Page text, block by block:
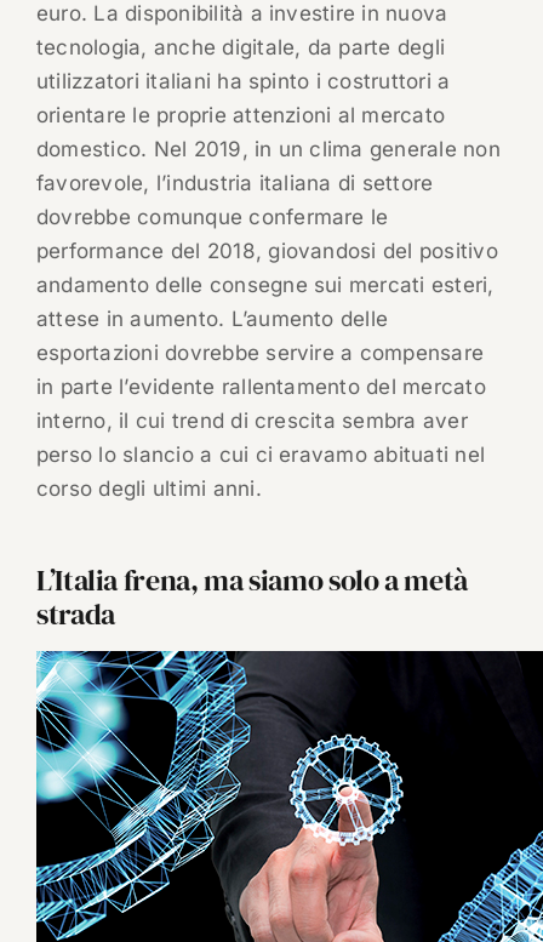
euro. La disponibilità a investire in nuova
tecnologia, anche digitale, da parte degli
utilizzatori italiani ha spinto i costruttori a
orientare le proprie attenzioni al mercato
domestico. Nel 2019, in un clima generale non
favorevole, l’industria italiana di settore
dovrebbe comunque confermare le
performance del 2018, giovandosi del positivo
andamento delle consegne sui mercati esteri,
attese in aumento. L’aumento delle
esportazioni dovrebbe servire a compensare
in parte l’evidente rallentamento del mercato
interno, il cui trend di crescita sembra aver
perso lo slancio a cui ci eravamo abituati nel
corso degli ultimi anni.
L’Italia frena, ma siamo solo a metà
strada